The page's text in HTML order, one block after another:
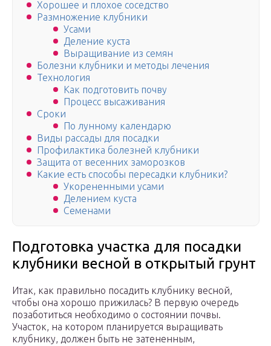
Хорошее и плохое соседство
Размножение клубники
Усами
Деление куста
Выращивание из семян
Болезни клубники и методы лечения
Технология
Как подготовить почву
Процесс высаживания
Сроки
По лунному календарю
Виды рассады для посадки
Профилактика болезней клубники
Защита от весенних заморозков
Какие есть способы пересадки клубники?
Укорененными усами
Делением куста
Семенами
Подготовка участка для посадки
клубники весной в открытый грунт
Итак, как правильно посадить клубнику весной,
чтобы она хорошо прижилась? В первую очередь
позаботиться необходимо о состоянии почвы.
Участок, на котором планируется выращивать
клубнику, должен быть не затененным,